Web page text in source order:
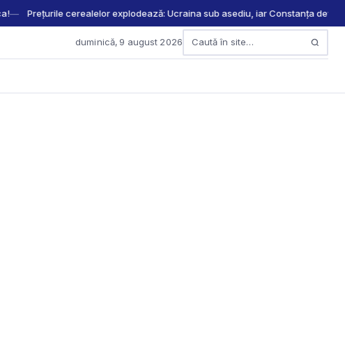
Prețurile cerealelor explodează: Ucraina sub asediu, iar Constanța devine
duminică, 9 august 2026 Caută